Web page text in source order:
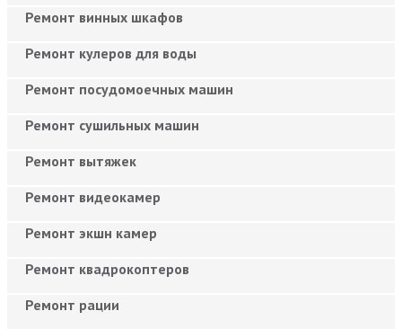
Ремонт винных шкафов
Ремонт кулеров для воды
Ремонт посудомоечных машин
Ремонт сушильных машин
Ремонт вытяжек
Ремонт видеокамер
Ремонт экшн камер
Ремонт квадрокоптеров
Ремонт рации